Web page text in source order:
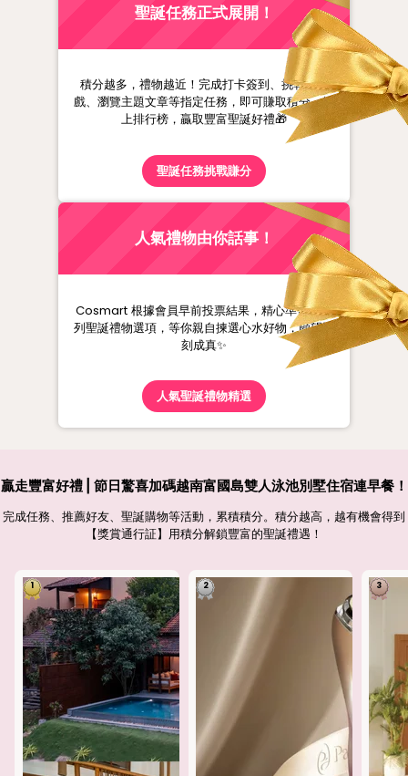
聖誕任務正式展開！
積分越多，禮物越近！完成打卡簽到、挑戰小遊
戲、瀏覽主題文章等指定任務，即可賺取積分，衝
上排行榜，贏取豐富聖誕好禮🎁
聖誕任務挑戰賺分
人氣禮物由你話事！
Cosmart 根據會員早前投票結果，精心準備一系
列聖誕禮物選項，等你親自揀選心水好物，願望即
刻成真✨
人氣聖誕禮物精選
贏走豐富好禮 | 節日驚喜加碼越南富國島雙人泳池別墅住宿連早餐！
完成任務、推薦好友、聖誕購物等活動，累積積分。積分越高，越有機會得到
【獎賞通行証】用積分解鎖豐富的聖誕禮遇！
1 2 3